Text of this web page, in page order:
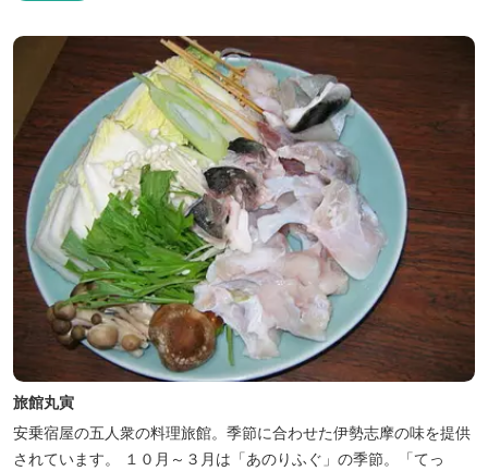
名な榊原温泉の運び湯を使用した大浴場も完備。
旅館丸寅
安乗宿屋の五人衆の料理旅館。季節に合わせた伊勢志摩の味を提供
されています。 １０月～３月は「あのりふぐ」の季節。「てっ